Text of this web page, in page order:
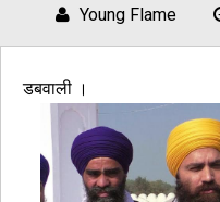
Young Flame
डबवाली ।